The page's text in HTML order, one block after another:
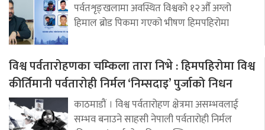
पर्वतशृङ्खलामा अवस्थित विश्वको १२औँ अग्लो
हिमाल ब्रोड पिकमा गएको भीषण हिमपहिरोमा
विश्व पर्वतारोहणका चम्किला तारा निभे : हिमपहिरोमा विश्व
कीर्तिमानी पर्वतारोही निर्मल ‘निम्सदाइ’ पुर्जाको निधन
काठमाडौं । विश्व पर्वतारोहण क्षेत्रमा असम्भवलाई
सम्भव बनाउने साहसी नेपाली पर्वतारोही निर्मल